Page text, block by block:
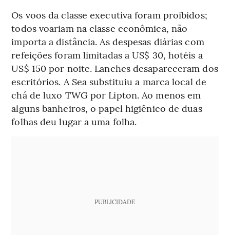
Os voos da classe executiva foram proibidos;
todos voariam na classe econômica, não
importa a distância. As despesas diárias com
refeições foram limitadas a US$ 30, hotéis a
US$ 150 por noite. Lanches desapareceram dos
escritórios. A Sea substituiu a marca local de
chá de luxo TWG por Lipton. Ao menos em
alguns banheiros, o papel higiênico de duas
folhas deu lugar a uma folha.
PUBLICIDADE